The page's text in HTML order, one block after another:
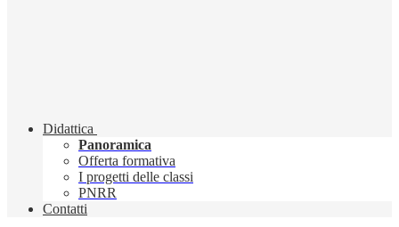
Didattica
Panoramica
Offerta formativa
I progetti delle classi
PNRR
Contatti